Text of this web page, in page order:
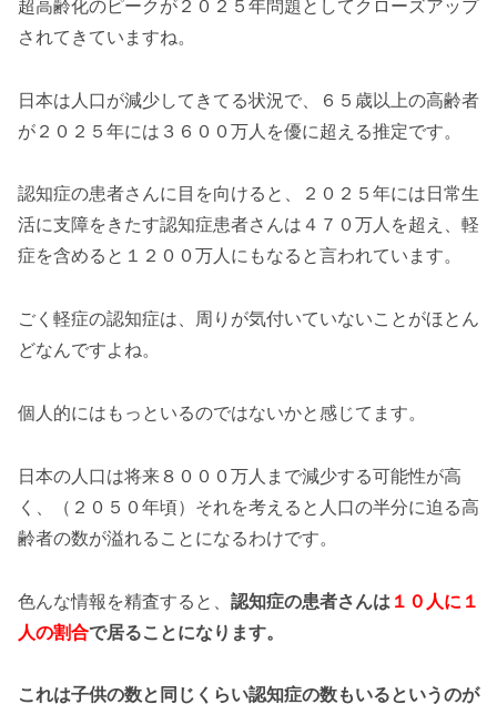
超高齢化のピークが２０２５年問題としてクローズアップ
されてきていますね。
日本は人口が減少してきてる状況で、６５歳以上の高齢者
が２０２５年には３６００万人を優に超える推定です。
認知症の患者さんに目を向けると、２０２５年には日常生
活に支障をきたす認知症患者さんは４７０万人を超え、軽
症を含めると１２００万人にもなると言われています。
ごく軽症の認知症は、周りが気付いていないことがほとん
どなんですよね。
個人的にはもっといるのではないかと感じてます。
日本の人口は将来８０００万人まで減少する可能性が高
く、（２０５０年頃）それを考えると人口の半分に迫る高
齢者の数が溢れることになるわけです。
色んな情報を精査すると、 認知症の患者さんは １０人に１
人の割合で居ることになります。
これは子供の数と同じくらい認知症の数もいるというのが